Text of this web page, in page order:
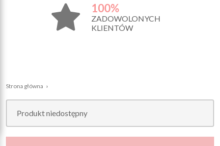
100%
ZADOWOLONYCH
KLIENTÓW
Strona główna ›
Produkt niedostępny